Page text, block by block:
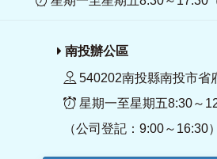
南投辦公區
540202南投縣南投市省
星期一至星期五8:30～
（公司登記：9:00～16:30